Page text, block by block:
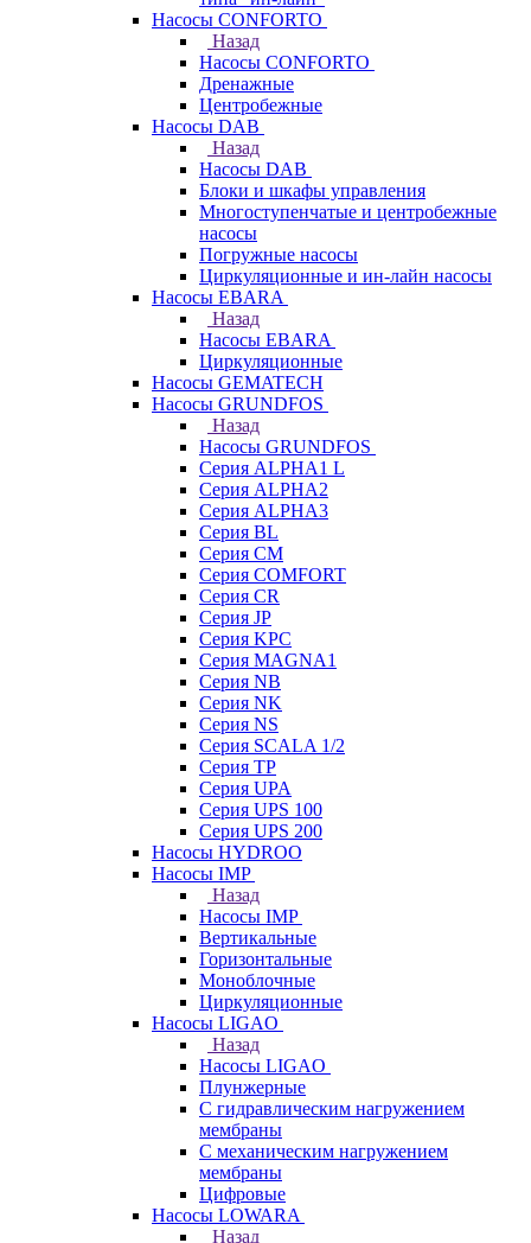
Насосы CONFORTO
Назад
Насосы CONFORTO
Дренажные
Центробежные
Насосы DAB
Назад
Насосы DAB
Блоки и шкафы управления
Многоступенчатые и центробежные
насосы
Погружные насосы
Циркуляционные и ин-лайн насосы
Насосы EBARA
Назад
Насосы EBARA
Циркуляционные
Насосы GEMATECH
Насосы GRUNDFOS
Назад
Насосы GRUNDFOS
Серия ALPHA1 L
Серия ALPHA2
Серия ALPHA3
Серия BL
Серия CM
Серия COMFORT
Серия CR
Серия JP
Серия KPC
Серия MAGNA1
Серия NB
Серия NK
Серия NS
Серия SCALA 1/2
Серия TP
Серия UPA
Серия UPS 100
Серия UPS 200
Насосы HYDROO
Насосы IMP
Назад
Насосы IMP
Вертикальные
Горизонтальные
Моноблочные
Циркуляционные
Насосы LIGAO
Назад
Насосы LIGAO
Плунжерные
С гидравлическим нагружением
мембраны
С механическим нагружением
мембраны
Цифровые
Насосы LOWARA
Назад